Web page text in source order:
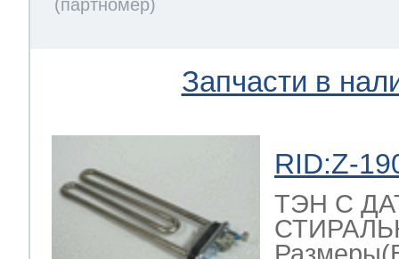
Запчасти в
RID:Z-
ТЭН С